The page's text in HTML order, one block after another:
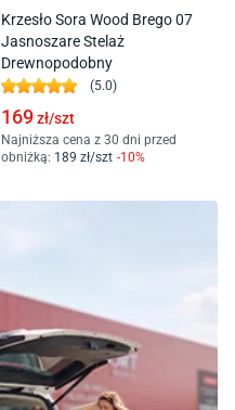
Krzesło Sora Wood Brego 07
Jasnoszare Stelaż
Drewnopodobny
(5.0)
169zł/szt
Najniższa cena z 30 dni przed
obniżką: 189 zł/szt -10%